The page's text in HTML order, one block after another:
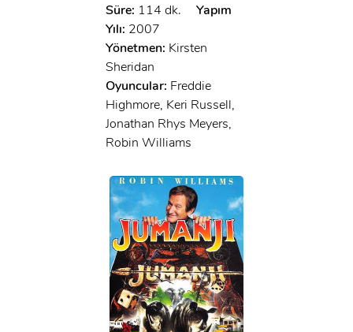
Süre: 114 dk.
Yapım
Yılı: 2007
Yönetmen: Kirsten
Sheridan
Oyuncular: Freddie
Highmore, Keri Russell,
Jonathan Rhys Meyers,
Robin Williams